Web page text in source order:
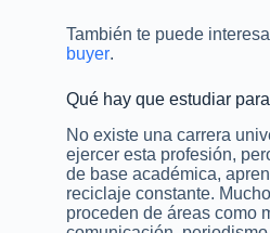
También te puede
buyer.
Qué hay que estudiar
No existe una carrera
ejercer esta profesión,
de base académica,
reciclaje constante.
proceden de áreas como